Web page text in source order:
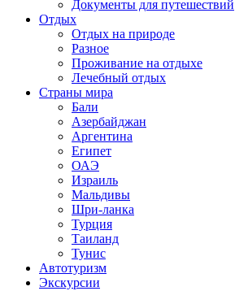
Документы для путешествий
Отдых
Отдых на природе
Разное
Проживание на отдыхе
Лечебный отдых
Страны мира
Бали
Азербайджан
Аргентина
Египет
ОАЭ
Израиль
Мальдивы
Шри-ланка
Турция
Таиланд
Тунис
Автотуризм
Экскурсии